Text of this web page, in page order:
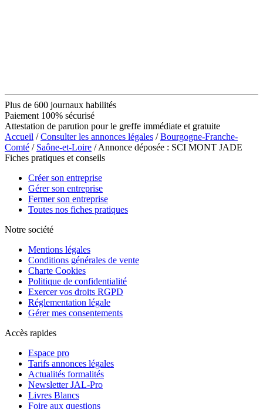
Plus de 600 journaux habilités
Paiement 100% sécurisé
Attestation de parution pour le greffe immédiate et gratuite
Accueil /Consulter les annonces légales /Bourgogne-Franche-
Comté / Saône-et-Loire / Annonce déposée : SCI MONT JADE
Fiches pratiques et conseils
Créer son entreprise
Gérer son entreprise
Fermer son entreprise
Toutes nos fiches pratiques
Notre société
Mentions légales
Conditions générales de vente
Charte Cookies
Politique de confidentialité
Exercer vos droits RGPD
Réglementation légale
Gérer mes consentements
Accès rapides
Espace pro
Tarifs annonces légales
Actualités formalités
Newsletter JAL-Pro
Livres Blancs
Foire aux questions